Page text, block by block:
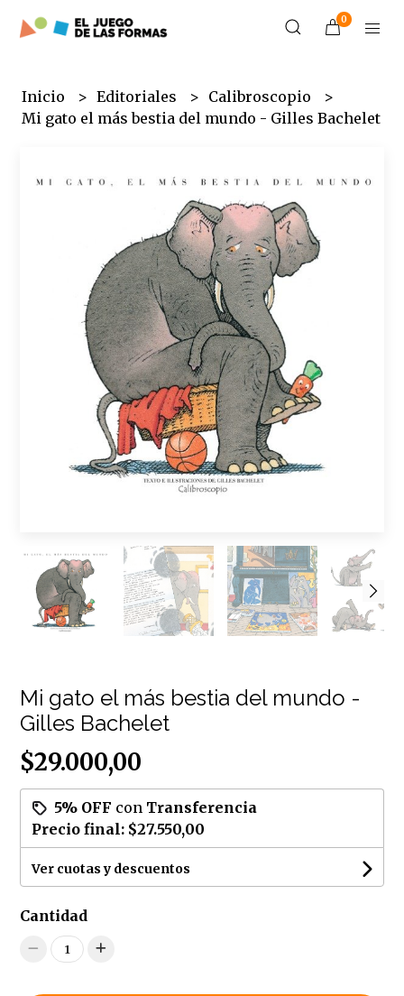
0
Inicio Editoriales
Calibroscopio
Mi gato el más bestia del mundo - Gilles Bachelet
Mi gato el más bestia del mundo -
Gilles Bachelet
$29.000,00
5% OFF con Transferencia
Precio final: $27.550,00
Ver cuotas y descuentos
Cantidad
1